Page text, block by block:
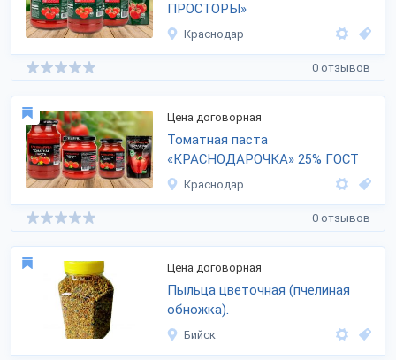
ПРОСТОРЫ»
Краснодар
0 отзывов
Цена договорная
Томатная паста
«КРАСНОДАРОЧКА» 25% ГОСТ
Краснодар
0 отзывов
Цена договорная
Пыльца цветочная (пчелиная
обножка).
Бийск